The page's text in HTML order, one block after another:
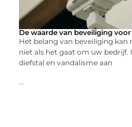
De waarde van beveiliging
Het belang van beveiliging
niet als het gaat om uw bedrijf.
diefstal en vandalisme aan
...